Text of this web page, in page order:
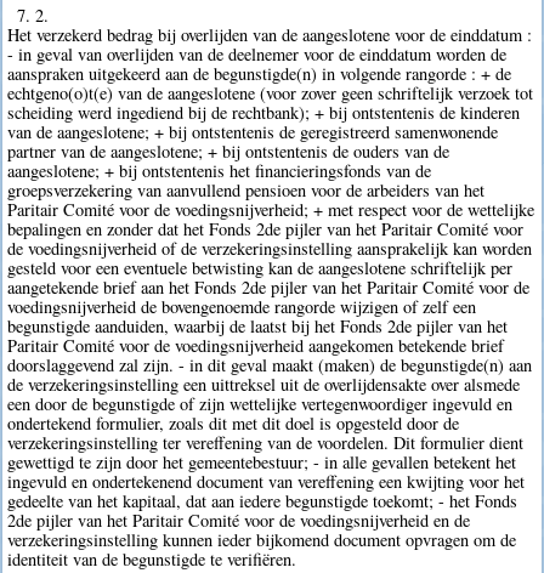
7. 2.
Het verzekerd bedrag bij overlijden van de aangeslotene voor de einddatum :
- in geval van overlijden van de deelnemer voor de einddatum worden de
aanspraken uitgekeerd aan de begunstigde(n) in volgende rangorde : + de
echtgeno(o)t(e) van de aangeslotene (voor zover geen schriftelijk verzoek tot
scheiding werd ingediend bij de rechtbank); + bij ontstentenis de kinderen
van de aangeslotene; + bij ontstentenis de geregistreerd samenwonende
partner van de aangeslotene; + bij ontstentenis de ouders van de
aangeslotene; + bij ontstentenis het financieringsfonds van de
groepsverzekering van aanvullend pensioen voor de arbeiders van het
Paritair Comité voor de voedingsnijverheid; + met respect voor de wettelijke
bepalingen en zonder dat het Fonds 2de pijler van het Paritair Comité voor
de voedingsnijverheid of de verzekeringsinstelling aansprakelijk kan worden
gesteld voor een eventuele betwisting kan de aangeslotene schriftelijk per
aangetekende brief aan het Fonds 2de pijler van het Paritair Comité voor de
voedingsnijverheid de bovengenoemde rangorde wijzigen of zelf een
begunstigde aanduiden, waarbij de laatst bij het Fonds 2de pijler van het
Paritair Comité voor de voedingsnijverheid aangekomen betekende brief
doorslaggevend zal zijn. - in dit geval maakt (maken) de begunstigde(n) aan
de verzekeringsinstelling een uittreksel uit de overlijdensakte over alsmede
een door de begunstigde of zijn wettelijke vertegenwoordiger ingevuld en
ondertekend formulier, zoals dit met dit doel is opgesteld door de
verzekeringsinstelling ter vereffening van de voordelen. Dit formulier dient
gewettigd te zijn door het gemeentebestuur; - in alle gevallen betekent het
ingevuld en ondertekenend document van vereffening een kwijting voor het
gedeelte van het kapitaal, dat aan iedere begunstigde toekomt; - het Fonds
2de pijler van het Paritair Comité voor de voedingsnijverheid en de
verzekeringsinstelling kunnen ieder bijkomend document opvragen om de
identiteit van de begunstigde te verifiëren.